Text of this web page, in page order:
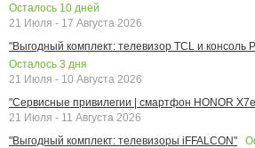
Осталось 10 дней
21 Июля - 17 Августа 2026
"Выгодный комплект: телевизор TCL и консоль
Осталось 3 дня
21 Июля - 10 Августа 2026
"Сервисные привилегии | смартфон HONOR
21 Июля - 11 Августа 2026
"Выгодный комплект: телевизоры iFFALCON"